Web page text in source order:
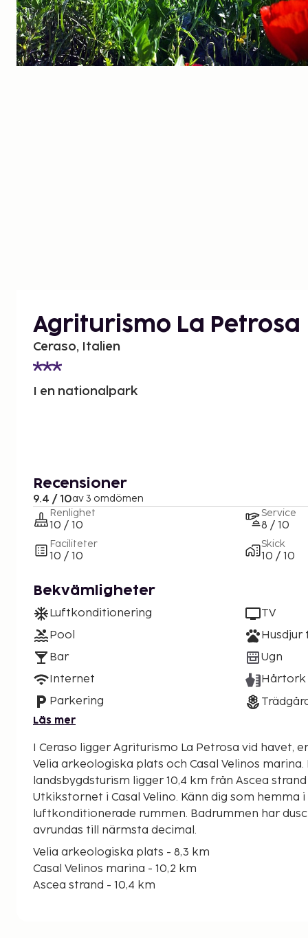
Agriturismo La Petrosa
Ceraso, Italien
I en nationalpark
Recensioner
9.4 / 10av 3 omdömen
Renlighet
10 / 10
Faciliteter
10 / 10
Service
8 / 10
Skick
10 / 10
Bekvämligheter
Luftkonditionering
Pool
Bar
Internet
Parkering
TV
Husdjur
Ugn
Hårtork
Läs mer
I Ceraso ligger Agriturismo La Petrosa vid havet,
Velia arkeologiska plats och Casal Velinos marina. Denna gård för
landsbygdsturism ligger 10,4 km från Ascea
Utkikstornet i Casal Velino. Känn dig som hemma i
luftkonditionerade rummen. Badrummen har
avrundas till närmsta decimal.
Velia arkeologiska plats - 8,3 km
Casal Velinos marina - 10,2 km
Ascea strand - 10,4 km